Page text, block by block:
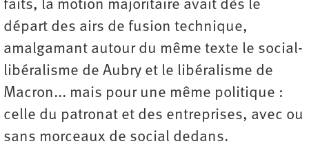
faits, la motion majoritaire avait dès le
départ des airs de fusion technique,
amalgamant autour du même texte le social-
libéralisme de Aubry et le libéralisme de
Macron... mais pour une même politique :
celle du patronat et des entreprises, avec ou
sans morceaux de social dedans.